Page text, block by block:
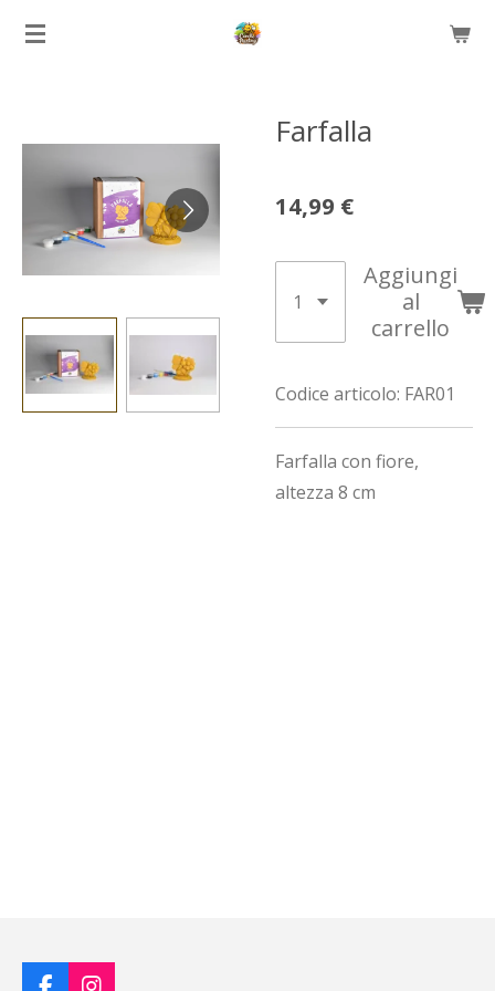
Vai
Farfalla
14,99 €
Aggiungi
al
carrello
Codice articolo: FAR01
Farfalla con fiore,
altezza 8 cm